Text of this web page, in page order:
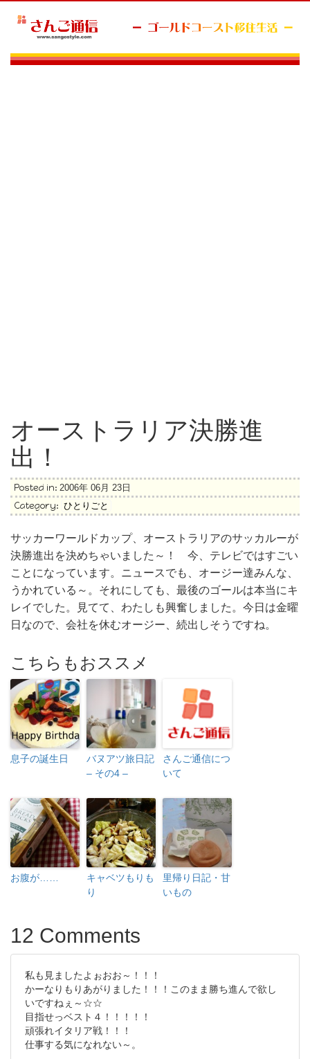
オーストラリア決勝進
出！
Posted in: 2006年 06月 23日
Category: ひとりごと
サッカーワールドカップ、オーストラリアのサッカルーが
決勝進出を決めちゃいました～！ 今、テレビではすごい
ことになっています。ニュースでも、オージー達みんな、
うかれている～。それにしても、最後のゴールは本当にキ
レイでした。見てて、わたしも興奮しました。今日は金曜
日なので、会社を休むオージー、続出しそうですね。
こちらもおススメ
息子の誕生日
バヌアツ旅日記
– その4 –
さんご通信につ
いて
お腹が……
キャベツもりも
り
里帰り日記・甘
いもの
12 Comments
私も見ましたよぉおお～！！！
かーなりもりあがりました！！！このまま勝ち進んで欲し
いですねぇ～☆☆
目指せっベスト４！！！！！
頑張れイタリア戦！！！
仕事する気になれない～。